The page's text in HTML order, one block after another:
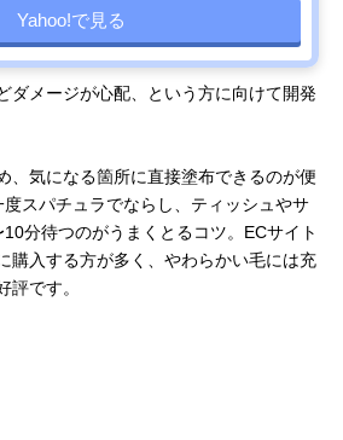
Yahoo!で見る
ダメージが心配、という方に向けて開発
、気になる箇所に直接塗布できるのが便
スパチュラでならし、ティッシュやサ
分待つのがうまくとるコツ。ECサイト
購入する方が多く、やわらかい毛には充
評です。